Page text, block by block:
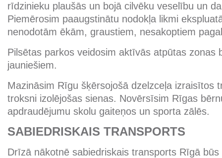
rīdzinieku plaušās un bojā cilvēku veselību un
Piemērosim paaugstinātu nodokļa likmi
nenodotām ēkām, graustiem, nesakoptiem
Pilsētas parkos veidosim aktīvās atpūtas zonas
jauniešiem.
Mazināsim Rīgu šķērsojošā dzelzceļa izraisītos
troksni izolējošas sienas. Novērsīsim Rīgas
apdraudējumu skolu gaiteņos un sporta zālēs.
SABIEDRISKAIS TRANSPORTS
Drīzā nākotnē sabiedriskais transports Rīgā